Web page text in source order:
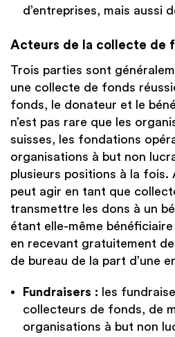
d’entreprises, mais aussi
Acteurs de la collecte de
Trois parties sont
une collecte de fonds
fonds, le donateur et le
n’est pas rare que les
suisses, les fondations
organisations à but non
plusieurs positions à la fois.
peut agir en tant que
transmettre les dons à un
étant elle-même
en recevant gratuitement
de bureau de la part d’une
Fundraisers :
les
collecteurs de fonds, de
organisations à but non